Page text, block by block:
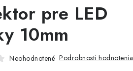
pre LED
10mm
Neohodnotené Podrobnosti hodnotenia